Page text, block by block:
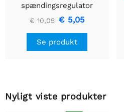
spændingsregulator
U1V10F3
€ 10,05 € 5,05
Se produkt
Nyligt viste produkter